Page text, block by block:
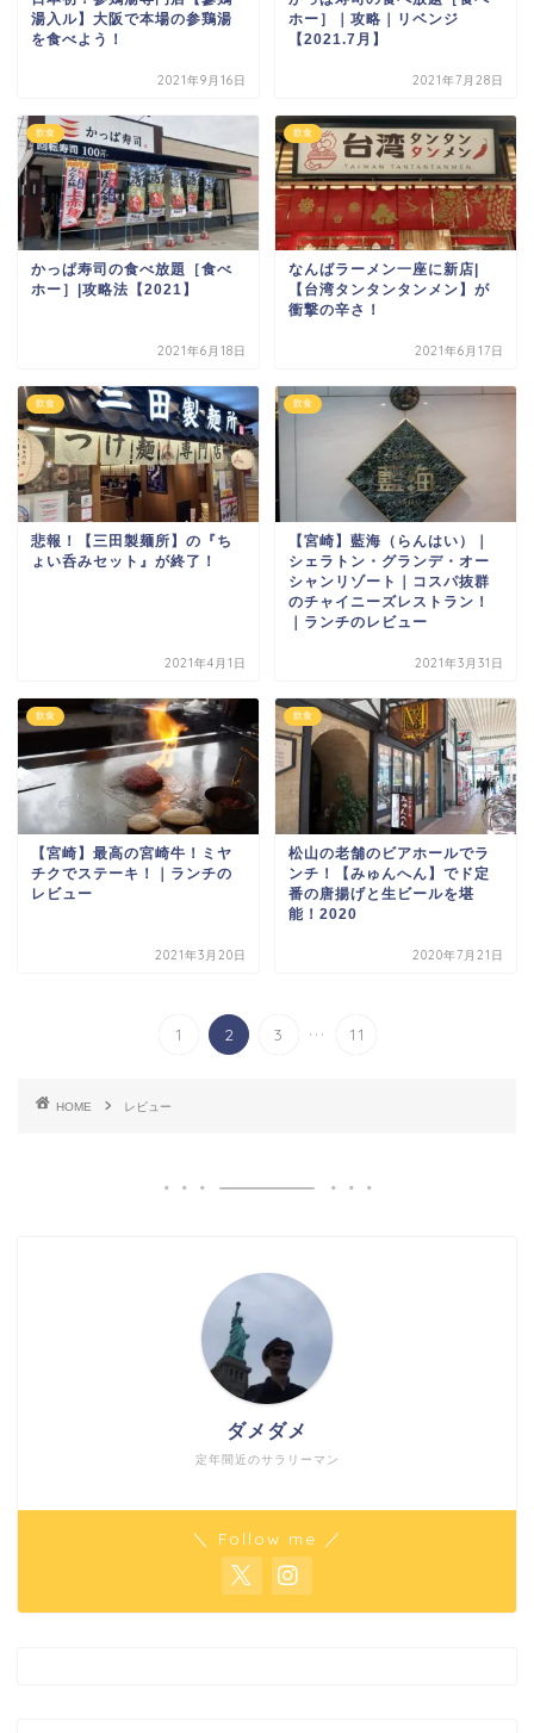
湯入ル】大阪で本場の参鶏湯
を食べよう！
2021年9月16日
ホー］｜攻略｜リベンジ
【2021.7月】
2021年7月28日
飲食
かっぱ寿司の食べ放題［食べ
ホー］|攻略法【2021】
2021年6月18日
飲食
なんばラーメン一座に新店|
【台湾タンタンタンメン】が
衝撃の辛さ！
2021年6月17日
飲食
悲報！【三田製麺所】の『ち
ょい呑みセット』が終了！
2021年4月1日
飲食
【宮崎】藍海（らんはい）｜
シェラトン・グランデ・オー
シャンリゾート｜コスパ抜群
のチャイニーズレストラン！
｜ランチのレビュー
2021年3月31日
飲食
【宮崎】最高の宮崎牛！ミヤ
チクでステーキ！｜ランチの
レビュー
2021年3月20日
飲食
松山の老舗のビアホールでラ
ンチ！【みゅんへん】でド定
番の唐揚げと生ビールを堪
能！2020
2020年7月21日
1 2 3 ... 11
HOME レビュー
定年間近のサラリーマン
ダメダメ
＼ Follow me ／